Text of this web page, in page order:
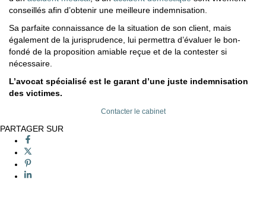
conseillés afin d’obtenir une meilleure indemnisation.
Sa parfaite connaissance de la situation de son client, mais
également de la jurisprudence, lui permettra d’évaluer le bon-
fondé de la proposition amiable reçue et de la contester si
nécessaire.
L’avocat spécialisé est le garant d’une juste indemnisation
des victimes.
Contacter le cabinet
PARTAGER SUR